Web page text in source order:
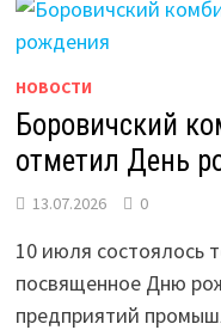
НОВОСТИ
Боровичский
отметил День
13.07.2026 0
10 июля состоялось
посвященное Дню
предприятий